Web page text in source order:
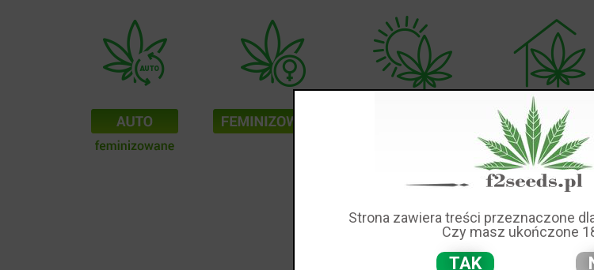
Strona zawiera treści przeznaczone
Czy masz ukończone
TAK